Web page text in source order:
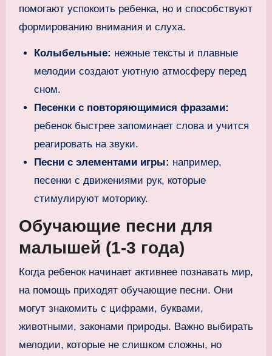
помогают успокоить ребенка, но и способствуют
формированию внимания и слуха.
Колыбельные: нежные тексты и плавные
мелодии создают уютную атмосферу перед
сном.
Песенки с повторяющимися фразами:
ребенок быстрее запоминает слова и учится
реагировать на звуки.
Песни с элементами игры: например,
песенки с движениями рук, которые
стимулируют моторику.
Обучающие песни для
малышей (1-3 года)
Когда ребенок начинает активнее познавать мир,
на помощь приходят обучающие песни. Они
могут знакомить с цифрами, буквами,
животными, законами природы. Важно выбирать
мелодии, которые не слишком сложны, но